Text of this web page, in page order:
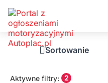
Sortowanie
Aktywne filtry: 2